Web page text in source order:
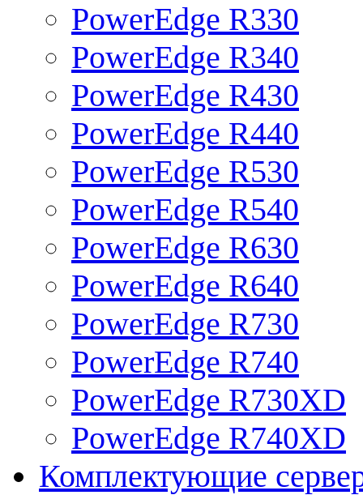
PowerEdge R330
PowerEdge R340
PowerEdge R430
PowerEdge R440
PowerEdge R530
PowerEdge R540
PowerEdge R630
PowerEdge R640
PowerEdge R730
PowerEdge R740
PowerEdge R730XD
PowerEdge R740XD
Комплектующие